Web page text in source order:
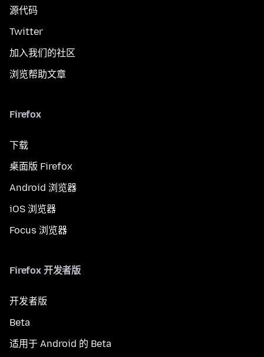
源代码
Twitter
加入我们的社区
浏览帮助文章
Firefox
下载
桌面版 Firefox
Android 浏览器
iOS 浏览器
Focus 浏览器
Firefox 开发者版
开发者版
Beta
适用于 Android 的 Beta